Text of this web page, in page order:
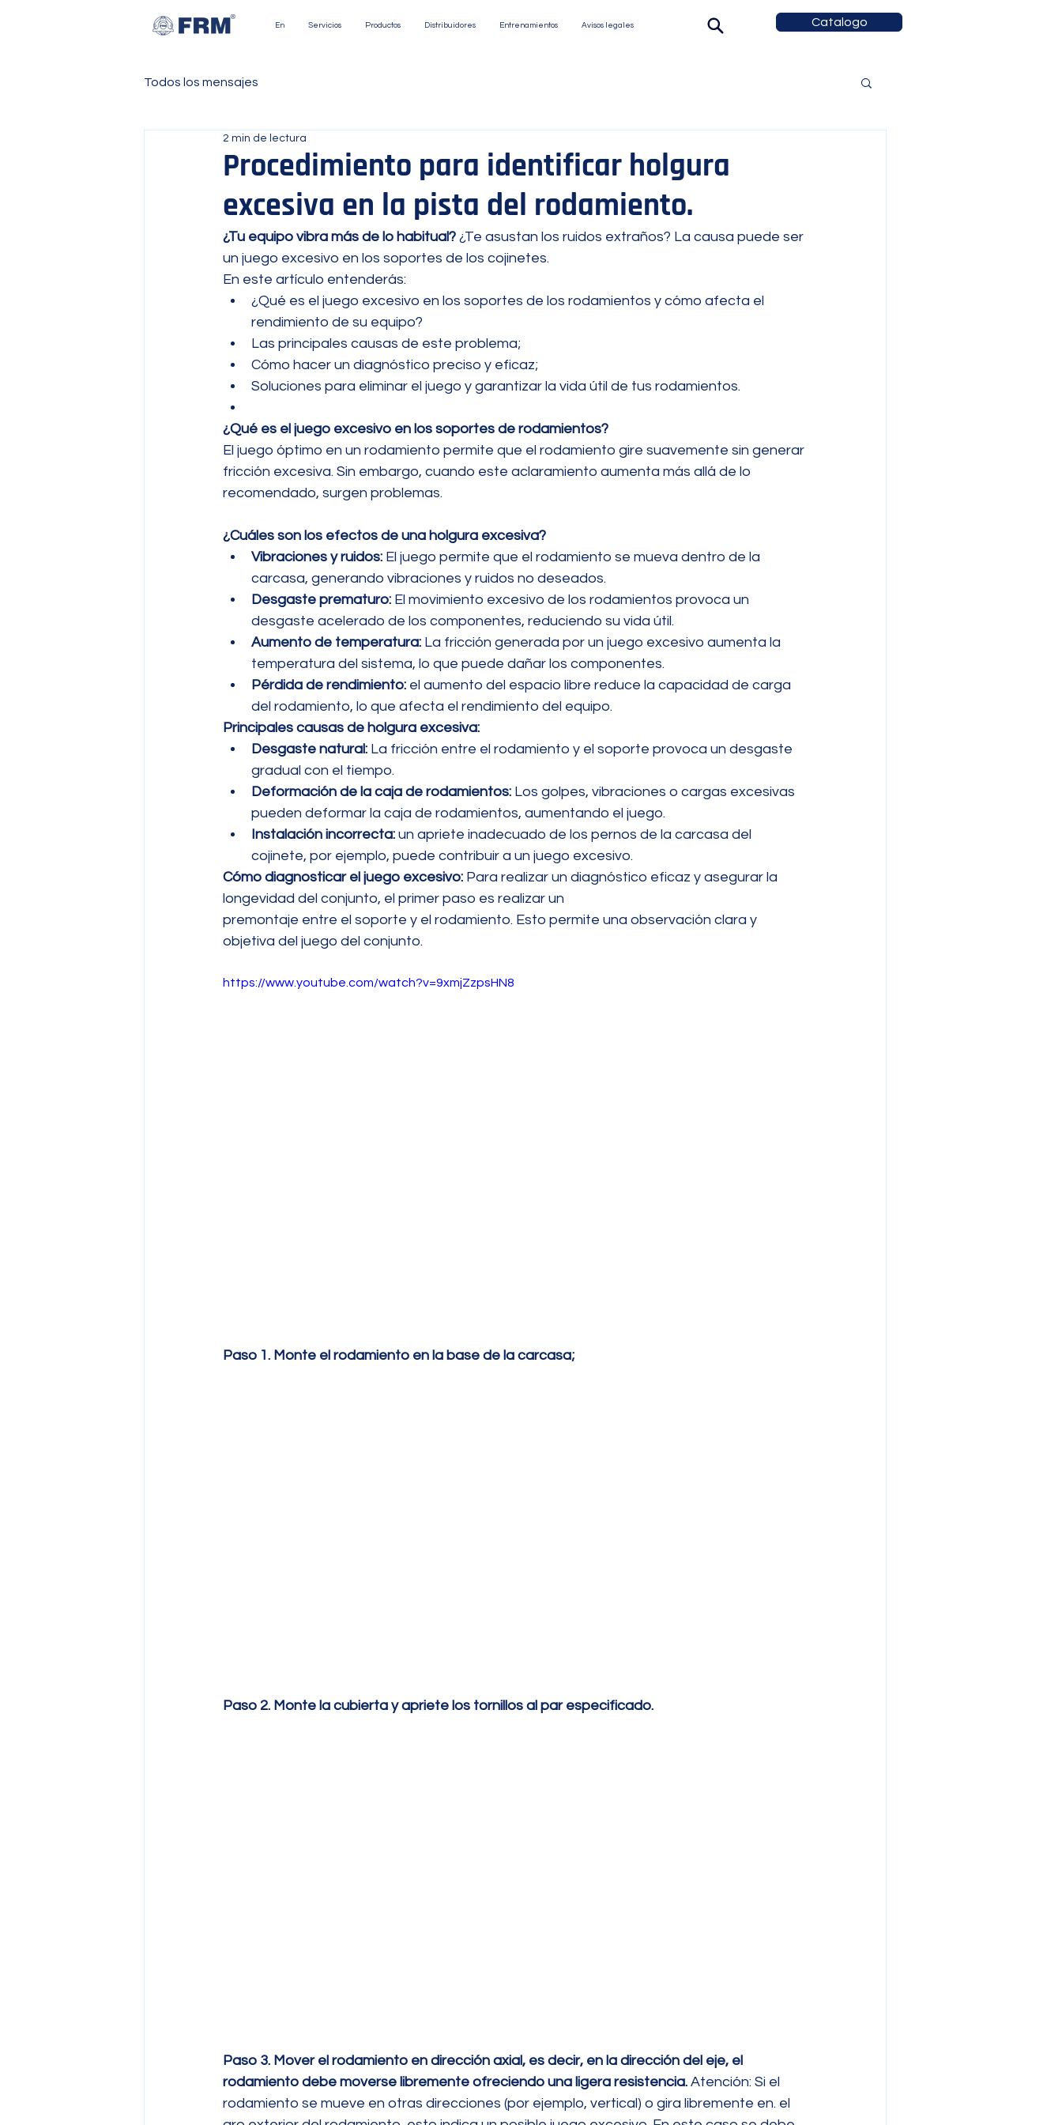
En Servicios Productos Distribuidores Entrenamientos Avisos legales Catalogo
Todos los mensajes
Procedimiento para identificar holgura
excesiva en la pista del rodamiento.
2 min de lectura
¿Tu equipo vibra más de lo habitual? ¿Te asustan los ruidos extraños? La causa puede ser
un juego excesivo en los soportes de los cojinetes.
En este artículo entenderás:
¿Qué es el juego excesivo en los soportes de los rodamientos y cómo afecta el
rendimiento de su equipo?
Las principales causas de este problema;
Cómo hacer un diagnóstico preciso y eficaz;
Soluciones para eliminar el juego y garantizar la vida útil de tus rodamientos.
¿Qué es el juego excesivo en los soportes de rodamientos?
El juego óptimo en un rodamiento permite que el rodamiento gire suavemente sin generar
fricción excesiva. Sin embargo, cuando este aclaramiento aumenta más allá de lo
recomendado, surgen problemas.
¿Cuáles son los efectos de una holgura excesiva?
Vibraciones y ruidos: El juego permite que el rodamiento se mueva dentro de la
carcasa, generando vibraciones y ruidos no deseados.
Desgaste prematuro: El movimiento excesivo de los rodamientos provoca un
desgaste acelerado de los componentes, reduciendo su vida útil.
Aumento de temperatura: La fricción generada por un juego excesivo aumenta la
temperatura del sistema, lo que puede dañar los componentes.
Pérdida de rendimiento: el aumento del espacio libre reduce la capacidad de carga
del rodamiento, lo que afecta el rendimiento del equipo.
Principales causas de holgura excesiva:
Desgaste natural: La fricción entre el rodamiento y el soporte provoca un desgaste
gradual con el tiempo.
Deformación de la caja de rodamientos: Los golpes, vibraciones o cargas excesivas
pueden deformar la caja de rodamientos, aumentando el juego.
Instalación incorrecta: un apriete inadecuado de los pernos de la carcasa del
cojinete, por ejemplo, puede contribuir a un juego excesivo.
Cómo diagnosticar el juego excesivo: Para realizar un diagnóstico eficaz y asegurar la
longevidad del conjunto, el primer paso es realizar un
premontaje entre el soporte y el rodamiento. Esto permite una observación clara y
objetiva del juego del conjunto.
https://www.youtube.com/watch?v=9xmjZzpsHN8
Paso 1. Monte el rodamiento en la base de la carcasa;
Paso 2. Monte la cubierta y apriete los tornillos al par especificado.
Paso 3. Mover el rodamiento en dirección axial, es decir, en la dirección del eje, el
rodamiento debe moverse libremente ofreciendo una ligera resistencia. Atención: Si el
rodamiento se mueve en otras direcciones (por ejemplo, vertical) o gira libremente en. el